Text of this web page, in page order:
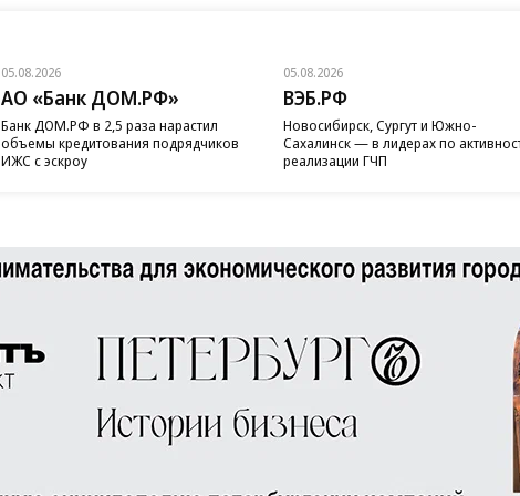
05.08.2026
АО «Банк ДОМ.РФ»
Банк ДОМ.РФ в 2,5 раза нарастил
объемы кредитования подрядчиков
ИЖС с эскроу
05.08.2026
ВЭБ.РФ
Новосибирск, Сургут и Южно-
Сахалинск — в лидерах по
реализации ГЧП